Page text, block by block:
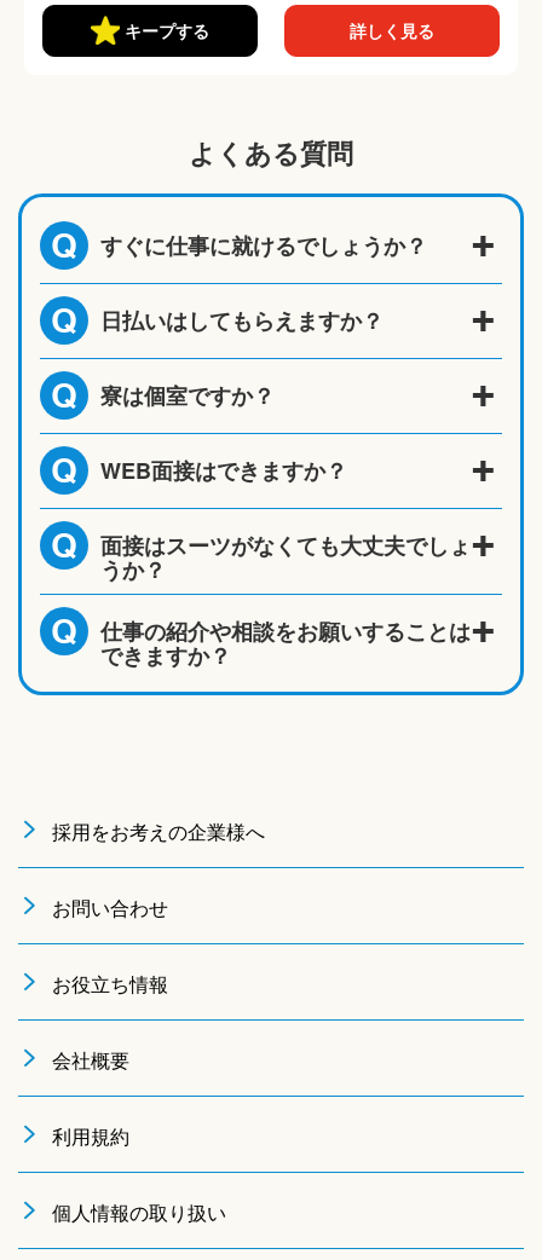
キープする 詳しく見る
よくある質問
Q すぐに仕事に就けるでしょうか？
Q 日払いはしてもらえますか？
Q 寮は個室ですか？
Q WEB面接はできますか？
Q 面接はスーツがなくても大丈夫でしょ
うか？
Q 仕事の紹介や相談をお願いすることは
できますか？
採用をお考えの企業様へ
お問い合わせ
お役立ち情報
会社概要
利用規約
個人情報の取り扱い